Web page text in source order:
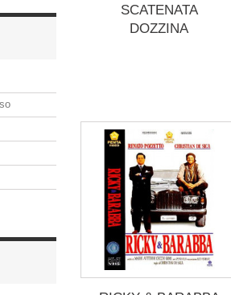
SCATENATA
DOZZINA